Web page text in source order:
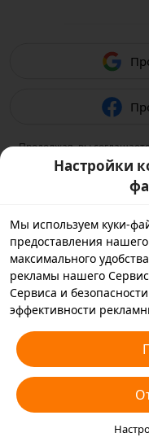
Продолжая, вы
и
Настройки
Мы используем куки-
предоставления
максимального
рекламы нашего
Сервиса и
эффективности
с которыми мы
использовать
устройстве в
«Отклонить все»,
куки-файлы, или
необходимо принять